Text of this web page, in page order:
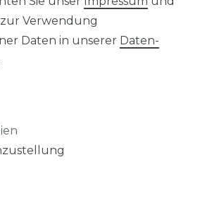
und nette Rückmeldung
m., celle
12.06.2026
04.06.2026
Verwendung
Daten in unserer Daten­